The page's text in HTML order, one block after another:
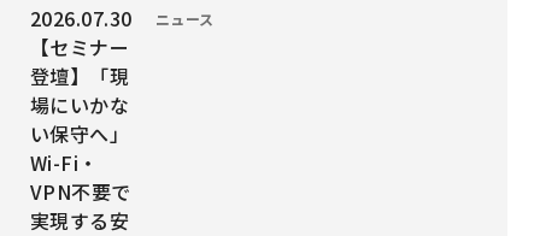
投稿日時：
2026.07.30 カテゴリー：
ニュース
【セミナー
登壇】「現
場にいかな
い保守へ」
Wi-Fi・
VPN不要で
実現する安